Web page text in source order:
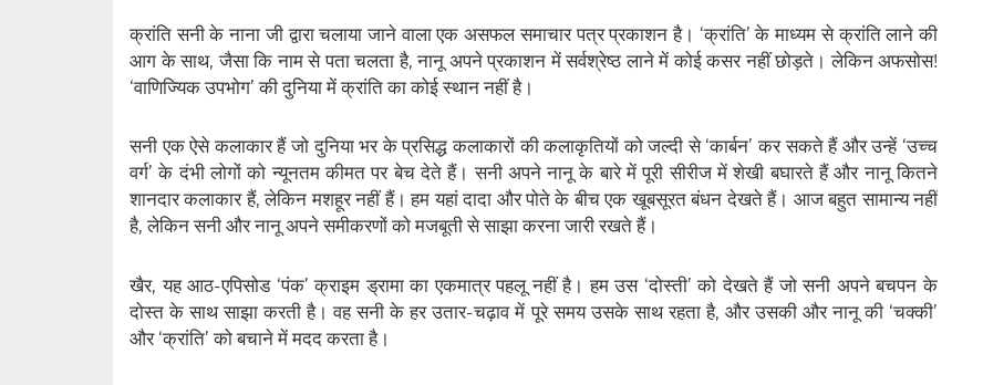
क्रांति सनी के नाना जी द्वारा चलाया जाने वाला एक असफल समाचार पत्र प्रकाशन है। ‘क्रांति’ के माध्यम से क्रांति लाने की
आग के साथ, जैसा कि नाम से पता चलता है, नानू अपने प्रकाशन में सर्वश्रेष्ठ लाने में कोई कसर नहीं छोड़ते। लेकिन अफसोस!
‘वाणिज्यिक उपभोग’ की दुनिया में क्रांति का कोई स्थान नहीं है।
सनी एक ऐसे कलाकार हैं जो दुनिया भर के प्रसिद्ध कलाकारों की कलाकृतियों को जल्दी से ‘कार्बन’ कर सकते हैं और उन्हें ‘उच्च
वर्ग’ के दंभी लोगों को न्यूनतम कीमत पर बेच देते हैं। सनी अपने नानू के बारे में पूरी सीरीज में शेखी बघारते हैं और नानू कितने
शानदार कलाकार हैं, लेकिन मशहूर नहीं हैं। हम यहां दादा और पोते के बीच एक खूबसूरत बंधन देखते हैं। आज बहुत सामान्य नहीं
है, लेकिन सनी और नानू अपने समीकरणों को मजबूती से साझा करना जारी रखते हैं।
खैर, यह आठ-एपिसोड ‘पंक’ क्राइम ड्रामा का एकमात्र पहलू नहीं है। हम उस ‘दोस्ती’ को देखते हैं जो सनी अपने बचपन के
दोस्त के साथ साझा करती है। वह सनी के हर उतार-चढ़ाव में पूरे समय उसके साथ रहता है, और उसकी और नानू की ‘चक्की’
और ‘क्रांति’ को बचाने में मदद करता है।